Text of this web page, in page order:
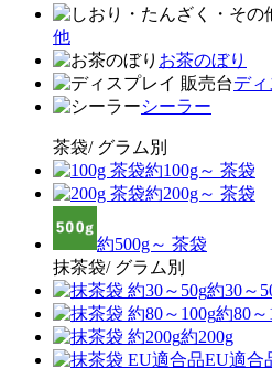
他
お茶のぼり
デ
シーラー
茶袋/ グラム別
約100g～ 茶袋
約200g～ 茶袋
約500g～ 茶袋
抹茶袋/ グラム別
約30～
約80～
約200g
EU適合